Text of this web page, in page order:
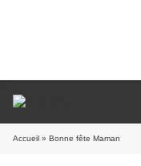
Accueil » Bonne fête Maman